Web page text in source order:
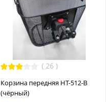
(26 )
Корзина передняя HT-512-B
(чёрный)